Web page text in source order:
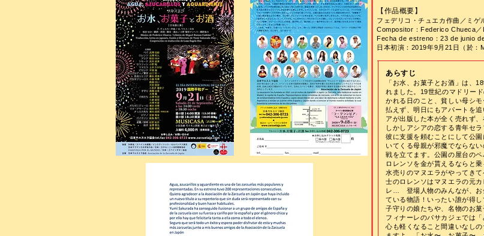
【作品概要】
フェデリコ・チュエカ作曲／ミゲ
Compositor：Federico Chueca
Fecha de estreno：23 de junio
日本初演：2019年9月21日（於：
あらすじ
「お水、お菓子とお酒」は、
れました。19世紀のマドリー
かれる日のこと、貧しい母シ
払えず、明日にもアパートを
アが出版した本が全く売れず
しかしアシアの恋する青年セ
彼に支援を頼むことにして公
いてくる母親が邪魔でならな
戦を立てます。公園の屋台の
ロレンソを金が貰えるならと
水売りのマヌエラがやってき
士のロレンソはマヌエラの元
レ… 登場人物のみんなが、
ている物語！ いったい誰が得
子守りの娘たちや、名物のお
フィナーレのパサカジェでは
心も軽くなること間違いなし